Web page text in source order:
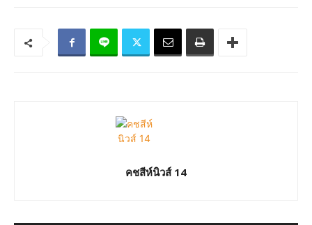
คชสีห์นิวส์ 14